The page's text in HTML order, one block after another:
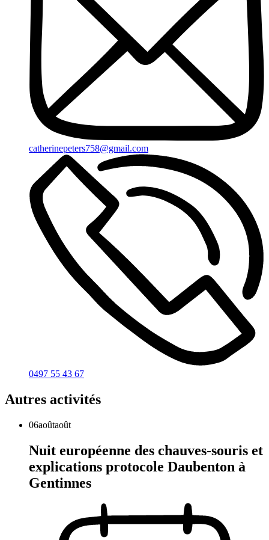
catherinepeters758@gmail.com
0497 55 43 67
Autres activités
06aoûtaoût
Nuit européenne des chauves-souris et
explications protocole Daubenton à
Gentinnes